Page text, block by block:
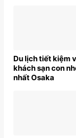
Du lịch tiết kiệm
khách sạn con
nhất Osaka